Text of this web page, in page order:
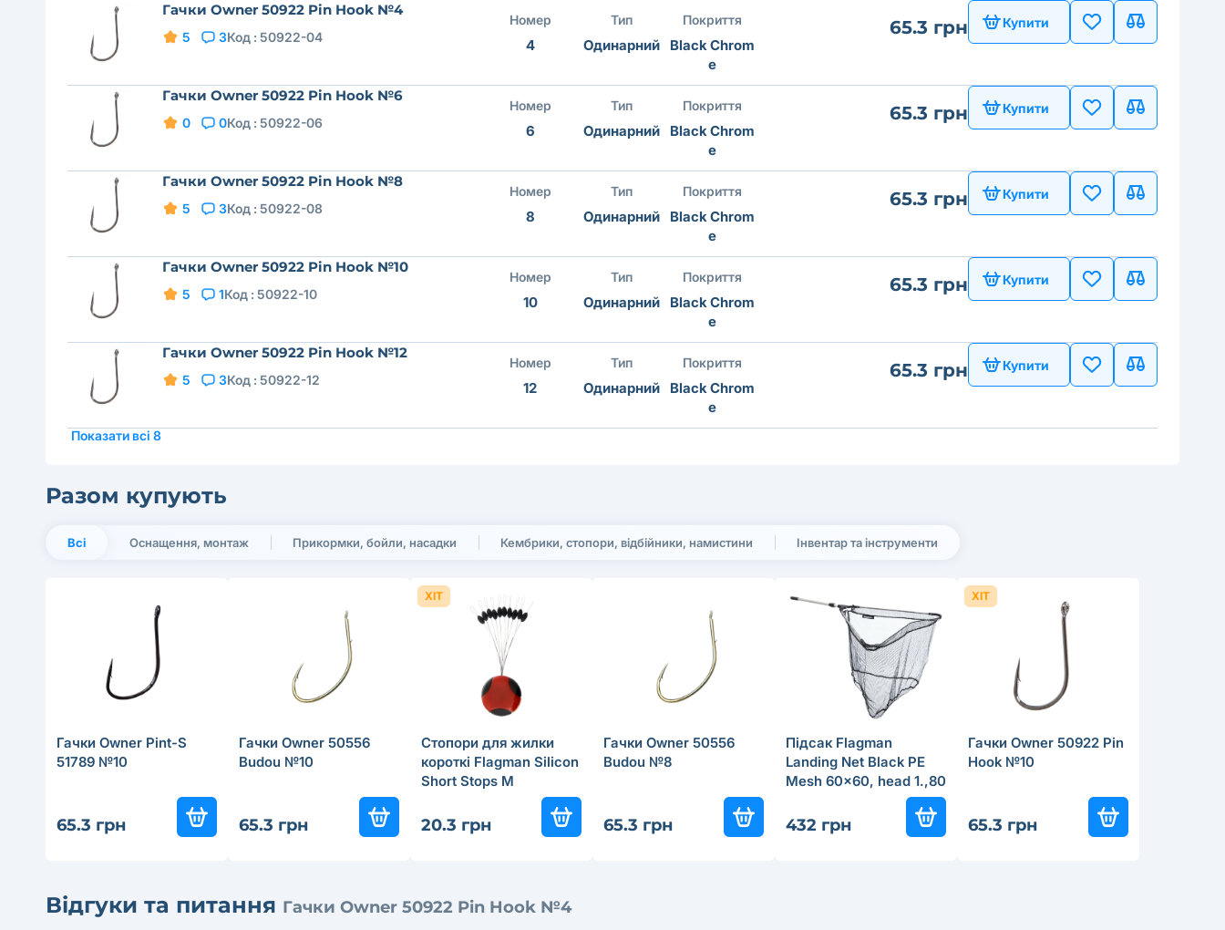
Гачки Owner 50922 Pin Hook №4
5 3Код : 50922-04
Номер
4
Тип
Одинарний
Покриття
Black Chrom
e
65.3 грн Купити
Гачки Owner 50922 Pin Hook №6
0 0Код : 50922-06
Номер
6
Тип
Одинарний
Покриття
Black Chrom
e
65.3 грн Купити
Гачки Owner 50922 Pin Hook №8
5 3Код : 50922-08
Номер
8
Тип
Одинарний
Покриття
Black Chrom
e
65.3 грн Купити
Гачки Owner 50922 Pin Hook №10
5 1Код : 50922-10
Номер
10
Тип
Одинарний
Покриття
Black Chrom
e
65.3 грн Купити
Гачки Owner 50922 Pin Hook №12
5 3Код : 50922-12
Номер
12
Тип
Одинарний
Покриття
Black Chrom
e
65.3 грн Купити
Показати всі 8
Разом купують
Всі Оснащення, монтаж Прикормки, бойли, насадки Кембрики, стопори, відбійники, намистини Інвентар та інструменти
Гачки Owner Pint-S
51789 №10
65.3 грн
Гачки Owner 50556
Budou №10
65.3 грн
ХІТ
Стопори для жилки
короткі Flagman Silicon
Short Stops M
20.3 грн
Гачки Owner 50556
Budou №8
65.3 грн
Підсак Flagman
Landing Net Black PE
Mesh 60x60, head 1.,80
432 грн
ХІТ
Гачки Owner 50922 Pin
Hook №10
65.3 грн
Відгуки та питання Гачки Owner 50922 Pin Hook №4